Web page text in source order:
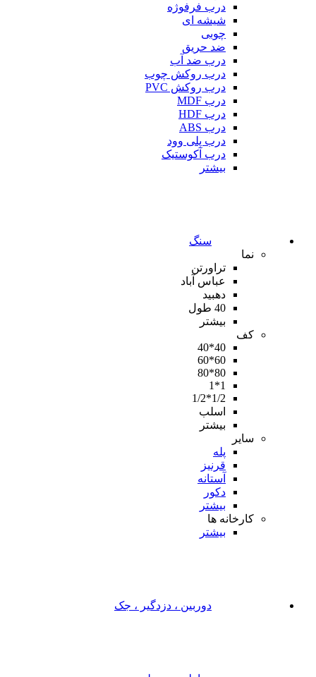
درب فرفوژه
شیشه ای
چوبی
ضد حریق
درب ضد آب
درب روکش چوب
درب روکش PVC
درب MDF
درب HDF
درب ABS
درب پلی وود
درب آکوستیک
بیشتر
سنگ
نما
تراورتن
عباس آباد
دهبید
40 طول
بیشتر
کف
40*40
60*60
80*80
1*1
1/2*1/2
اسلب
بیشتر
سایر
پله
قرنیز
آستانه
دکور
بیشتر
کارخانه ها
بیشتر
دوربین ، دزدگیر ، جک